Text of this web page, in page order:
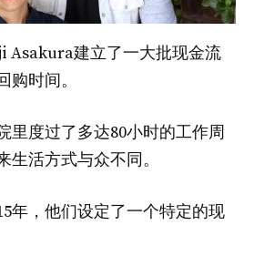
建立了一大批现金流
时间。
里度过了多达80小时的工作周
活方式与众不同。
年，他们设定了一个特定的现